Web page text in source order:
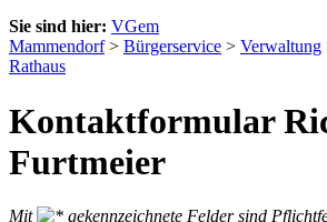
Sie sind hier: VGem
Mammendorf> Bürgerservice > Verwaltung
Rathaus
Kontaktformular
Furtmeier
Mit
gekennzeichnete Felder sind